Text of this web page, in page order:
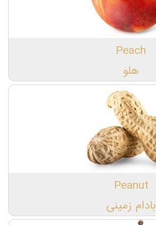
Peach
هلو
Peanut
بادام زمینی